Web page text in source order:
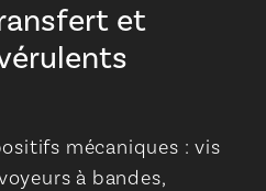
et
mécaniques : vis
à bandes,